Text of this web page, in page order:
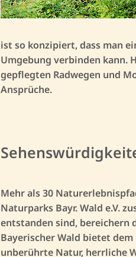
ist so konzipiert, dass man
Umgebung verbinden kann.
gepflegten Radwegen und
Ansprüche.
Mehr als 30
Naturparks Bayr. Wald e.V.
entstanden sind, bereichern
Bayerischer Wald bietet
unberührte Natur, herrliche